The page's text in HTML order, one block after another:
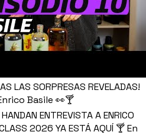
LAS SORPRESAS REVELADAS!
Basile 👀🍸
ENTREVISTA A ENRICO
2026 YA ESTÁ AQUÍ 🍸 En